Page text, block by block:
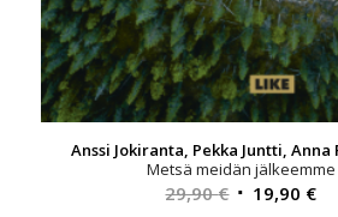
Anssi Jokiranta, Pekka Juntti, Anna
Metsä meidän jälkeemme
29,90€ Alkuperäinen
19,90 €